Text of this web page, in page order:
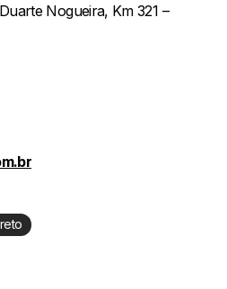
Nogueira, Km 321 –